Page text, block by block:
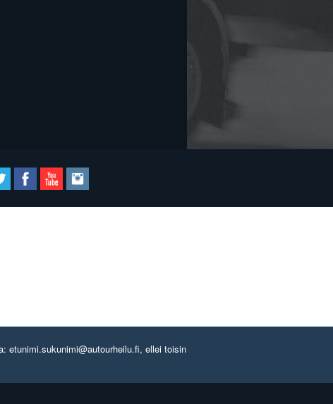
etunimi.sukunimi@autourheilu.fi, ellei toisin